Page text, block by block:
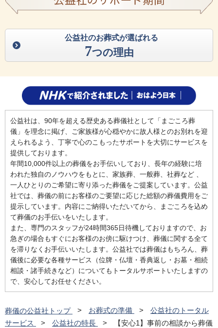
公益社のお葬式が選ばれる
7つの理由
公益社は、90年を超える歴史ある葬儀社として「まごころ葬
儀」を理念に掲げ、ご家族様が心穏やかに故人様とのお別れを迎
えられるよう、丁寧で心のこもったサポートを大切にサービスを
提供しております。
年間10,000件以上の葬儀をお手伝いしており、長年の経験に培
われた独自のノウハウをもとに、家族葬、一般葬、社葬など 、
一人ひとりのご希望に寄り添った葬儀をご提案しています。公益
社では、葬儀の前にお客様のご要望に応じた総額の葬儀費用をご
提示しています。内容にご納得いただいてから、まごころを込め
て葬儀のお手伝いをいたします。
また、専門のスタッフが24時間365日待機しておりますので、お
急ぎの場合もすぐにお客様のお傍に駆けつけ、葬儀に関する全て
を滞りなくお手伝いいたします。公益社では葬儀はもちろん、葬
儀後に必要な各種サービス（位牌・仏壇・香典返し・お墓・相続
相談・諸手続きなど）についてもトータルサポートいたしますの
で、安心してお任せください。
葬儀の公益社トップ お葬式の準備
公益社のトータル
サービス
公益社の特長
【安心1】事前の相談から葬儀